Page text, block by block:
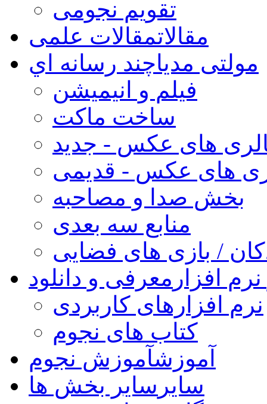
تقویم نجومی
مقالاتمقالات علمی
مولتی مدیاچند رسانه اي
فیلم و انیمیشن
ساخت ماکت
های عکس - جدید
های عکس - قدیمی
بخش صدا و مصاحبه
منابع سه بعدی
/ بازی های فضایی
افزار معرفی و دانلود
نرم افزارهای کاربردی
کتاب های نجوم
آموزشآموزش نجوم
سایر سایر بخش ها